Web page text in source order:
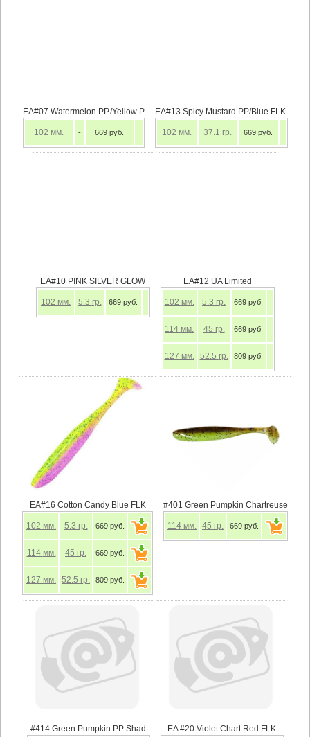
EA#07 Watermelon PP./Yellow P
102 мм. - 669 руб.
EA#13 Spicy Mustard PP/Blue FLK.
102 мм. 37.1 гр. 669 руб.
EA#10 PINK SILVER GLOW
102 мм. 5.3 гр. 669 руб.
EA#12 UA Limited
102 мм. 5.3 гр. 669 руб.
114 мм. 45 гр. 669 руб.
127 мм. 52.5 гр. 809 руб.
EA#16 Cotton Candy Blue FLK
102 мм. 5.3 гр. 669 руб.
114 мм. 45 гр. 669 руб.
127 мм. 52.5 гр. 809 руб.
#401 Green Pumpkin Chartreuse
114 мм. 45 гр. 669 руб.
#414 Green Pumpkin PP Shad EA #20 Violet Chart Red FLK